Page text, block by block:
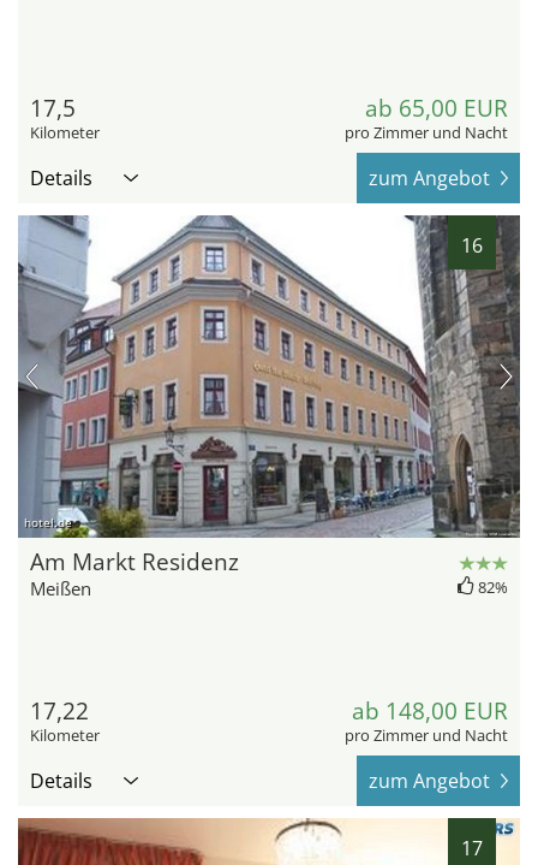
17,5
Kilometer
ab 65,00 EUR
pro Zimmer und Nacht
Details zum Angebot
16
hotel.de
Am Markt Residenz
Meißen 82%
17,22
Kilometer
ab 148,00 EUR
pro Zimmer und Nacht
Details zum Angebot
17